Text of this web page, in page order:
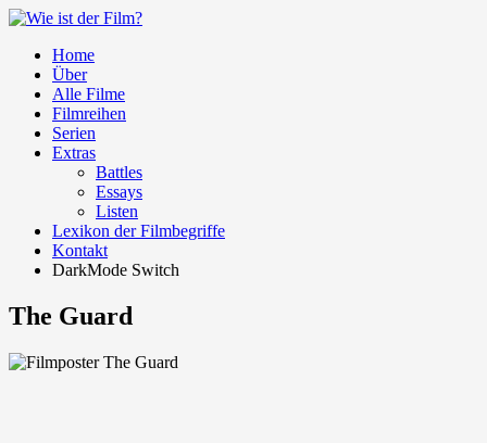
Home
Über
Alle Filme
Filmreihen
Serien
Extras
Battles
Essays
Listen
Lexikon der Filmbegriffe
Kontakt
DarkMode Switch
The Guard